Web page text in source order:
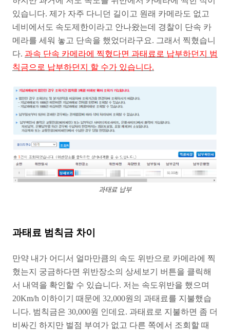
있습니다. 제가 자주 다니던 길이고 원래 카메라도 없고
네비에서도 속도제한이라고 안나왔는데 경찰이 단속 카
메라를 세워 놓고 단속을 했었더라구요. 그래서 찍혔습니
다. 과속 단속 카메라에 찍혔다면 과태료로 납부하던지 범
칙금으로 납부하던지 할 수가 있습니다.
과태료 납부
과태료 범칙금 차이
만약 내가 어디서 얼마만큼의 속도 위반으로 카메라에 찍
혔는지 궁금하다면 위반장소의 상세보기 버튼을 클릭해
서 내역을 확인할 수 있습니다. 저는 속도위반을 했으며
20Km/h 이하이기 때문에 32,000원의 과태료를 지불했습
니다. 범칙금은 30,000원 인데요. 과태료로 지불하면 좀 더
비싸긴 하지만 벌점 부여가 없고 다른 쪽에서 조회할 때